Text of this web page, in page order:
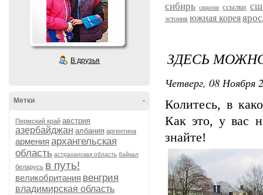
В друзья
-
Метки
Пермский край австрия
азербайджан албания аргентина
армения архангельская
область астраханская область байкал
беларусь в путь!
великобритания венгрия
владимирская область
сибирь сицилия ссылки
эстония южная корея
ЗДЕСЬ
Четверг, 08 Ноября
Колитесь, в
Как это, у вас
знайте!